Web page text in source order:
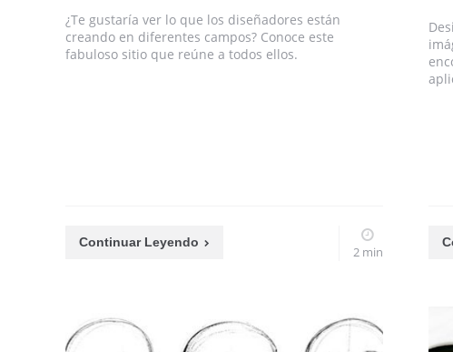
¿Te gustaría ver lo que los diseñadores están
creando en diferentes campos? Conoce este
fabuloso sitio que reúne a todos ellos.
Continuar Leyendo
2 min